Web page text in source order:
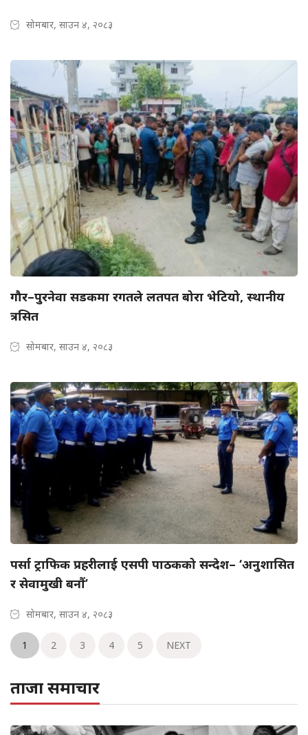
सोमबार, साउन ४, २०८३
गौर–पुरनेवा सडकमा रगतले लतपत बोरा भेटियो, स्थानीय
त्रसित
सोमबार, साउन ४, २०८३
पर्सा ट्राफिक प्रहरीलाई एसपी पाठकको सन्देश– ‘अनुशासित
र सेवामुखी बनौं’
सोमबार, साउन ४, २०८३
1 2 3 4 5 NEXT
ताजा समाचार